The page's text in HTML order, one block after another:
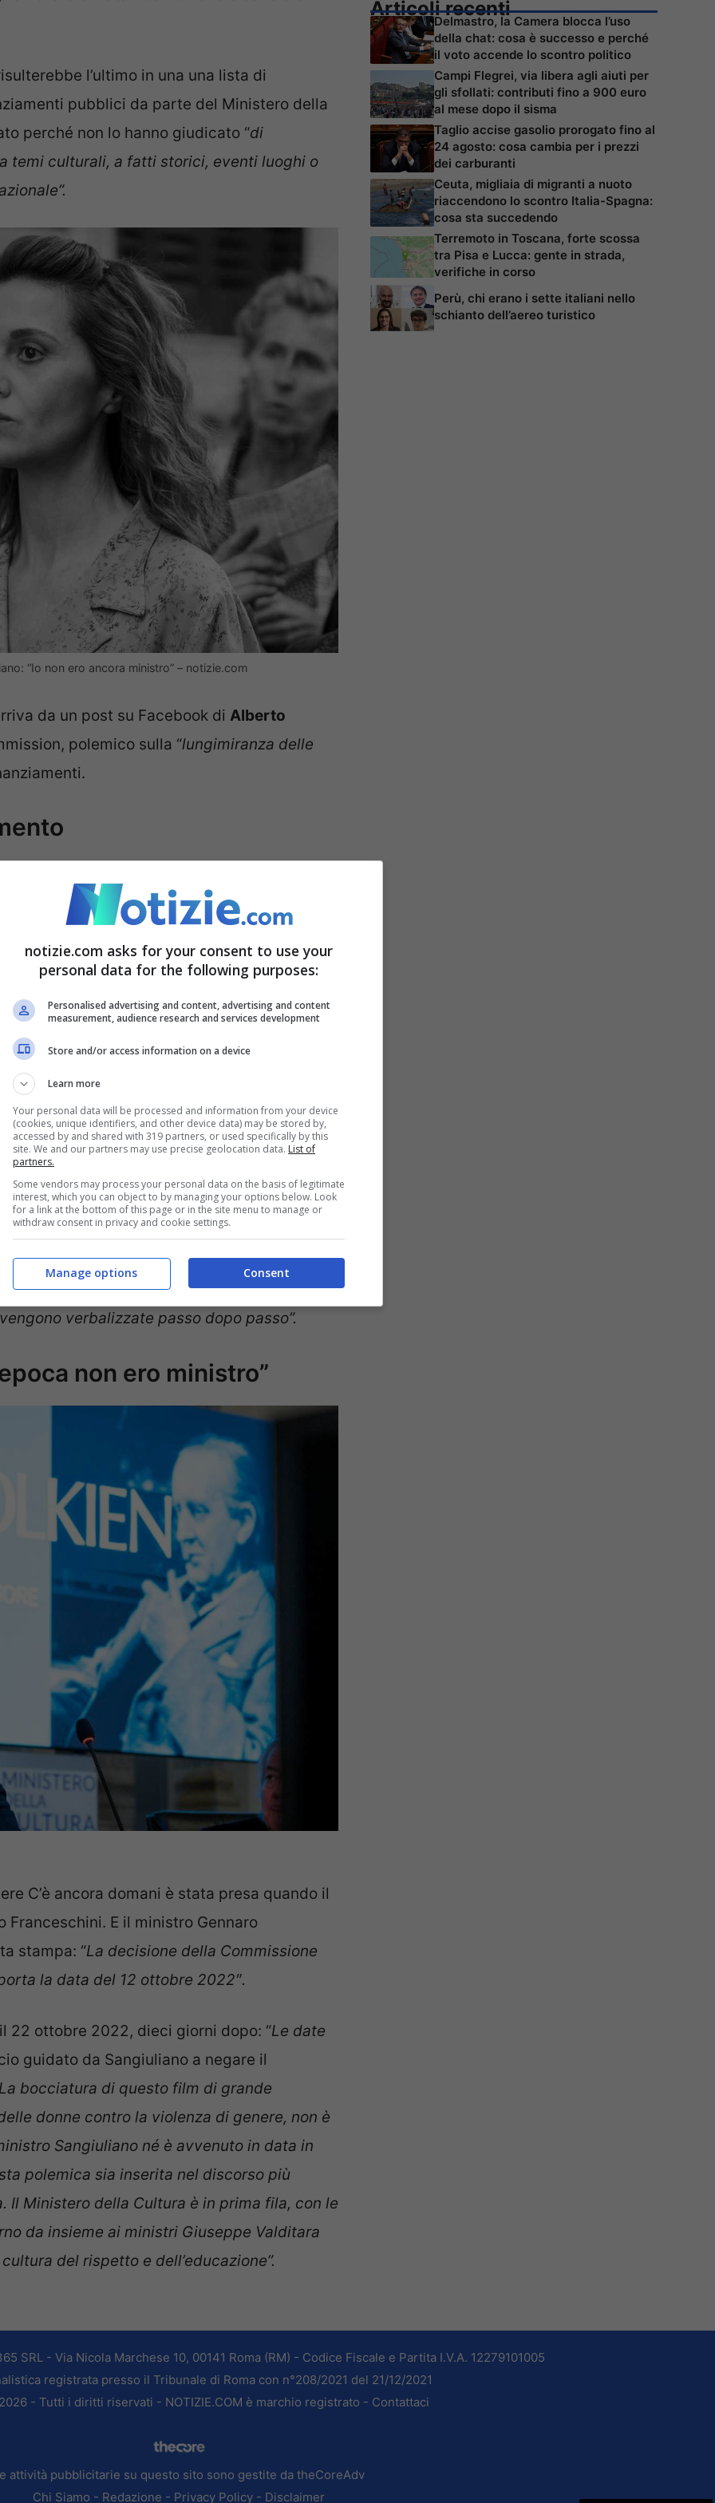
l’ultimo in una una lista di
pubblici da parte del Ministero della
perché non lo hanno giudicato “di
temi culturali, a fatti storici, eventi luoghi o
“Io non ero ancora ministro” – notizie.com
da un post su Facebook di Alberto
polemico sulla “lungimiranza delle
faceva parte di un sottocategoria
le opere con un costo superiore a
a tre film e sono stati scelti
Rapitodi Marco
(entrambi hanno preso 630mila euro) e
di
in base a parametri
i finanziamenti Valerio Toniolo
la stampa e decidere il modo in cui
commissioni “è quello di prendere
verbalizzate passo dopo passo”.
non ero ministro”
C’è ancora domani è stata presa quando il
E il ministro Gennaro
stampa: “La decisione della Commissione
la data del 12 ottobre 2022″.
22 ottobre 2022, dieci giorni dopo: “Le date
guidato da Sangiuliano a negare il
La bocciatura di questo film di grande
donne contro la violenza di genere, non è
Sangiuliano né è avvenuto in data in
polemica sia inserita nel discorso più
Ministero della Cultura è in prima fila, con le
da insieme ai ministri Giuseppe Valditara
del rispetto e dell’educazione”.
Articoli recenti
Delmastro, la Camera blocca l’uso
della chat: cosa è successo e perché
il voto accende lo scontro politico
Campi Flegrei, via libera agli aiuti per
gli sfollati: contributi fino a 900 euro
al mese dopo il sisma
Taglio accise gasolio prorogato fino al
24 agosto: cosa cambia per i prezzi
dei carburanti
Ceuta, migliaia di migranti a nuoto
riaccendono lo scontro Italia-Spagna:
cosa sta succedendo
Terremoto in Toscana, forte scossa
tra Pisa e Lucca: gente in strada,
verifiche in corso
Perù, chi erano i sette italiani nello
schianto dell’aereo turistico
SRL - Via Nicola Marchese 10, 00141 Roma (RM) - Codice Fiscale e Partita I.V.A. 12279101005
registrata presso il Tribunale di Roma con n°208/2021 del 21/12/2021
- Tutti i diritti riservati - NOTIZIE.COM è marchio registrato - Contattaci
attività pubblicitarie su questo sito sono gestite da theCoreAdv
Chi Siamo - Redazione - Privacy Policy - Disclaimer
notizie.com asks for your consent to use your
personal data for the following purposes:
Personalised advertising and content, advertising and content
measurement, audience research and services development
Store and/or access information on a device
Learn more
Your personal data will be processed and information from your device
(cookies, unique identifiers, and other device data) may be stored by,
accessed by and shared with 319 partners, or used specifically by this
site. We and our partners may use precise geolocation data. List of
partners.
Some vendors may process your personal data on the basis of legitimate
interest, which you can object to by managing your options below. Look
for a link at the bottom of this page or in the site menu to manage or
withdraw consent in privacy and cookie settings.
Consent
Manage options